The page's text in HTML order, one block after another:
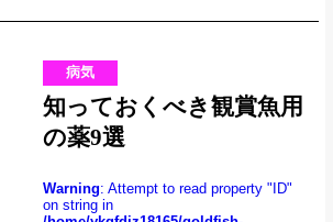
病気
知っておくべき観賞魚用
の薬9選
Warning: Attempt to read property "ID"
on string in